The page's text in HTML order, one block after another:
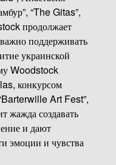
“The Gitas”,
продолжает
поддерживать
украинской
Woodstock
конкурсом
Art Fest”,
жажда создавать
и дают
эмоции и чувства